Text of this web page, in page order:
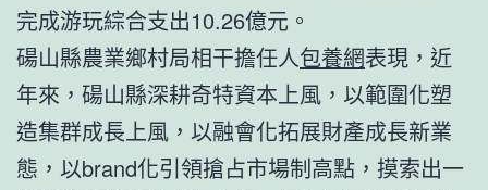
完成游玩綜合支出10.26億元。
碭山縣農業鄉村局相干擔任人包養網表現，近
年來，碭山縣深耕奇特資本上風，以範圍化塑
造集群成長上風，以融會化拓展財產成長新業
態，以brand化引領搶占市場制高點，摸索出一